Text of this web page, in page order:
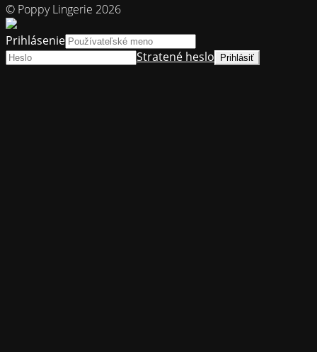
© Poppy Lingerie 2026
Prihlásenie
Stratené heslo